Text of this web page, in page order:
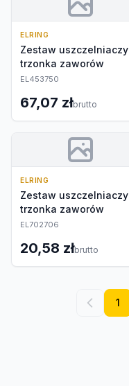
ELRING
Zestaw uszczelniaczy
trzonka zaworów
EL453750
67,07 złbrutto
ELRING
Zestaw uszczelniaczy
trzonka zaworów
EL702706
20,58 złbrutto
1